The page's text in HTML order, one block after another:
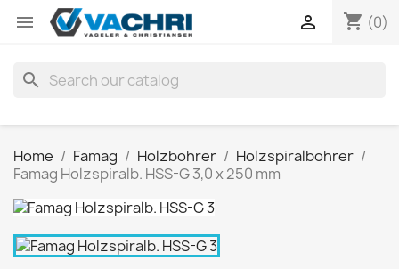
 shopping_cart (0)

search
Home Famag Holzbohrer
Holzspiralbohrer
Famag Holzspiralb. HSS-G 3,0 x 250 mm